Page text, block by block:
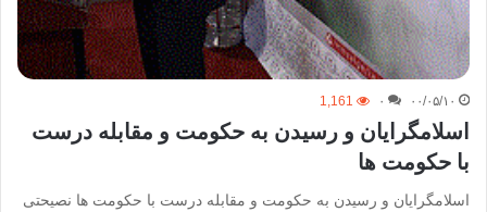
۰۰/۰۵/۱۰ ۰ 1,161
اسلامگرایان و رسیدن به حکومت و مقابله درست
با حکومت ها
اسلامگرایان و رسیدن به حکومت و مقابله درست با حکومت ها نصیحتی